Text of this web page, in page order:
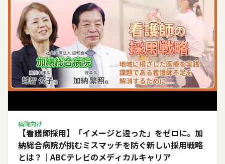
病院向け
【看護師採用】「イメージと違った」をゼロに。加
納総合病院が挑むミスマッチを防ぐ新しい採用戦略
とは？｜ABCテレビのメディカルキャリア